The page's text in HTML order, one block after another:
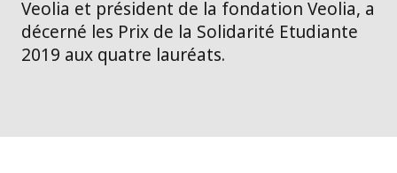
Veolia et président de la fondation Veolia, a
décerné les Prix de la Solidarité Etudiante
2019 aux quatre lauréats.